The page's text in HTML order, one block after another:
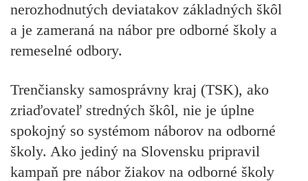
nerozhodnutých deviatakov základných škôl
a je zameraná na nábor pre odborné školy a
remeselné odbory.
Trenčiansky samosprávny kraj (TSK), ako
zriaďovateľ stredných škôl, nie je úplne
spokojný so systémom náborov na odborné
školy. Ako jediný na Slovensku pripravil
kampaň pre nábor žiakov na odborné školy